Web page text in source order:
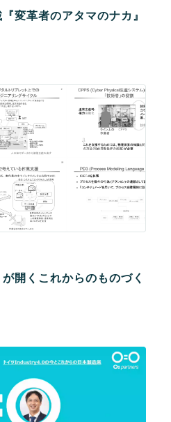
変革者のアタマのナカ』
開くこれからのものづく